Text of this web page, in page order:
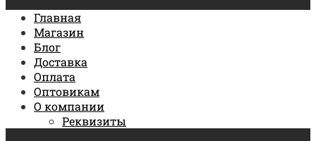
Главная
Магазин
Блог
Доставка
Оплата
Оптовикам
О компании
Реквизиты